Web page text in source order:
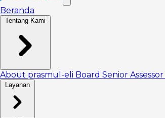
Beranda
Tentang Kami
About prasmul-eli Board Senior Assessor
Layanan